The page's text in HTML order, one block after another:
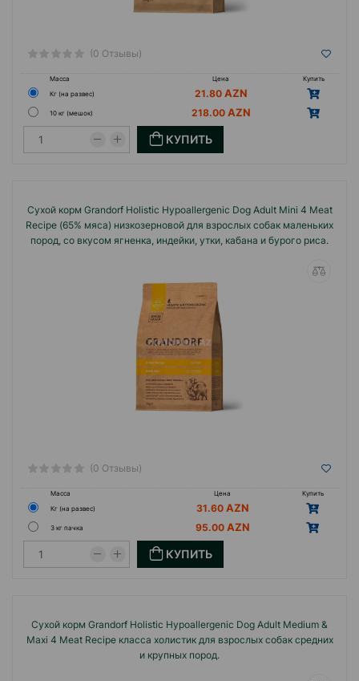
(0 Отзывы)
Масса Цена
Купить
Кг (на развес)
21.80
10 кг (мешок) 218.00
КУПИТЬ
Сухой корм Grandorf Holistiс Hypoallergenic Dog Adult Mini 4 Meat
Recipe (65% мяса) низкозерновой для взрослых собак маленьких
пород, со вкусом ягненка, индейки, утки, кабана и бурого риса.
(0 Отзывы)
Масса Цена
Купить
Кг (на развес)
31.60
3 кг пачка 95.00
КУПИТЬ
Сухой корм Grandorf Holistic Hypoallergenic Dog Adult Medium &
Maxi 4 Meat Recipe класса холистик для взрослых собак средних
и крупных пород.